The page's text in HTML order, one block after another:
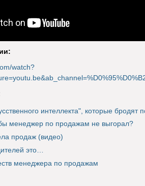
watch?
интеллекта", которые
менеджер по продажам не выгорал?
продаж (видео)
это…
менеджера по продажам